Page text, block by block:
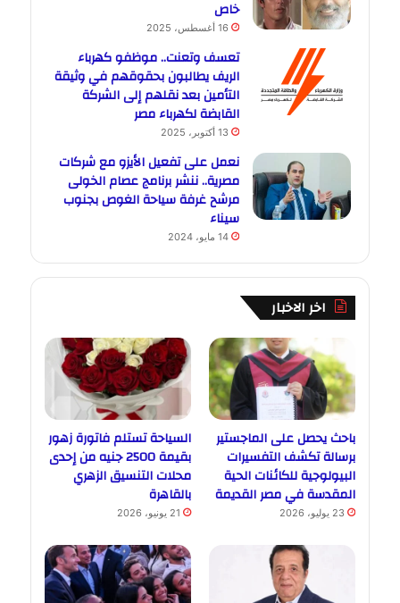
خاص
16 أغسطس، 2025
تعسف وتعنت.. موظفو كهرباء
الريف يطالبون بحقوقهم في وثيقة
التأمين بعد نقلهم إلى الشركة
القابضة لكهرباء مصر
13 أكتوبر، 2025
نعمل على تفعيل الأيزو مع شركات
مصرية.. ننشر برنامج عصام الخولى
مرشح غرفة سياحة الغوص بجنوب
سيناء
14 مايو، 2024
اخر الاخبار
باحث يحصل على الماجستير
برسالة تكشف التفسيرات
البيولوجية للكائنات الحية
المقدسة في مصر القديمة
23 يوليو، 2026
السياحة تستلم فاتورة زهور
بقيمة 2500 جنيه من إحدى
محلات التنسيق الزهري
بالقاهرة
21 يونيو، 2026